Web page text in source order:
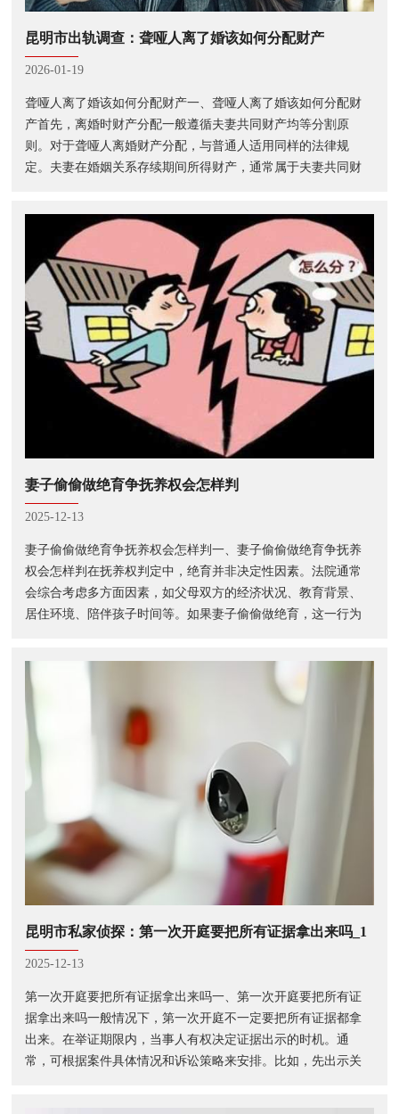
昆明市出轨调查：聋哑人离了婚该如何分配财产
2026-01-19
聋哑人离了婚该如何分配财产一、聋哑人离了婚该如何分配财
产首先，离婚时财产分配一般遵循夫妻共同财产均等分割原
则。对于聋哑人离婚财产分配，与普通人适用同样的法律规
定。夫妻在婚姻关系存续期间所得财产，通常属于夫妻共同财
妻子偷偷做绝育争抚养权会怎样判
2025-12-13
妻子偷偷做绝育争抚养权会怎样判一、妻子偷偷做绝育争抚养
权会怎样判在抚养权判定中，绝育并非决定性因素。法院通常
会综合考虑多方面因素，如父母双方的经济状况、教育背景、
居住环境、陪伴孩子时间等。如果妻子偷偷做绝育，这一行为
昆明市私家侦探：第一次开庭要把所有证据拿出来吗_1
2025-12-13
第一次开庭要把所有证据拿出来吗一、第一次开庭要把所有证
据拿出来吗一般情况下，第一次开庭不一定要把所有证据都拿
出来。在举证期限内，当事人有权决定证据出示的时机。通
常，可根据案件具体情况和诉讼策略来安排。比如，先出示关